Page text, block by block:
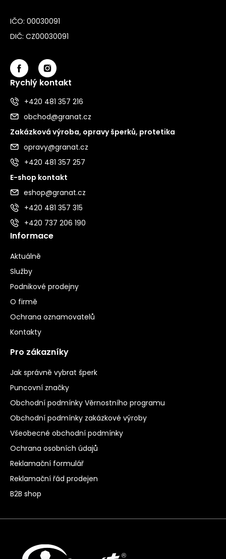
IČO: 00030091
DIČ: CZ00030091
Rychlý kontakt
+420 481 357 216
obchod@granat.cz
Zakázková výroba, opravy šperků, protetika
opravy@granat.cz
+420 481 357 257
E-shop kontakt
eshop@granat.cz
+420 481 357 315
+420 737 206 190
Informace
Aktuálně
Služby
Podnikové prodejny
O firmě
Ochrana oznamovatelů
Kontakty
Pro zákazníky
Jak správně vybrat šperk
Puncovní značky
Obchodní podmínky Věrnostního programu
Obchodní podmínky zakázkové výroby
Všeobecné obchodní podmínky
Ochrana osobních údajů
Reklamační formulář
Reklamační řád prodejen
B2B shop